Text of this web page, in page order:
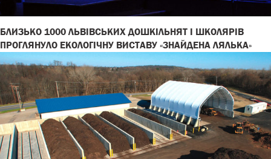
БЛИЗЬКО 1000 ЛЬВІВСЬКИХ ДОШКІЛЬНЯТ І ШКОЛЯРІВ
ПРОГЛЯНУЛО ЕКОЛОГІЧНУ ВИСТАВУ «ЗНАЙДЕНА ЛЯЛЬКА»